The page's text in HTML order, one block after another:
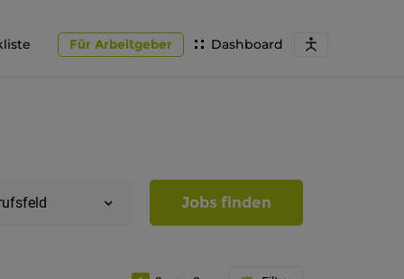
Dashboard
Für Arbeitgeber
Jobs finden